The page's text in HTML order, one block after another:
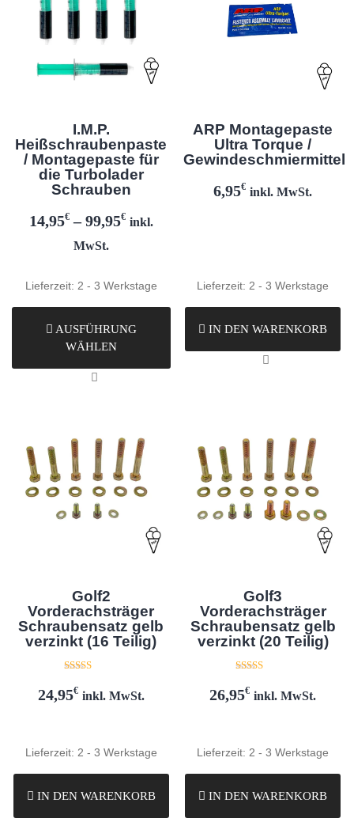
I.M.P.
Heißschraubenpaste
/ Montagepaste für
die Turbolader
Schrauben
14,95€–99,95€ inkl.
MwSt.
Lieferzeit: 2 - 3 Werkstage
AUSFÜHRUNG
WÄHLEN
ARP Montagepaste
Ultra Torque /
Gewindeschmiermittel
6,95€ inkl. MwSt.
Lieferzeit:2 - 3 Werkstage
IN DEN WARENKORB
Golf2
Vorderachsträger
Schraubensatz gelb
verzinkt (16 Teilig)
5.00
von 5
24,95€ inkl. MwSt.
Lieferzeit: 2 - 3 Werkstage
IN DEN WARENKORB
Golf3
Vorderachsträger
Schraubensatz gelb
verzinkt (20 Teilig)
5.00
von 5
26,95€ inkl. MwSt.
Lieferzeit:2 - 3 Werkstage
IN DEN WARENKORB